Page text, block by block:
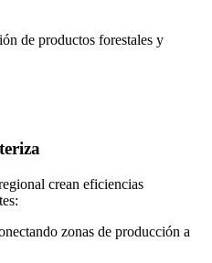
de productos forestales y
crean eficiencias
zonas de producción a